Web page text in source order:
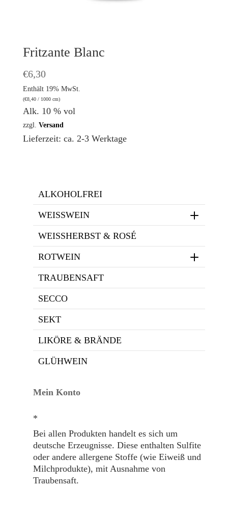
Fritzante Blanc
€6,30
Enthält 19% MwSt.
(€8,40/ 1000 cm)
Alk. 10 % vol
zzgl. Versand
Lieferzeit: ca. 2-3 Werktage
ALKOHOLFREI
WEISSWEIN
WEISSHERBST & ROSÉ
ROTWEIN
TRAUBENSAFT
SECCO
SEKT
LIKÖRE & BRÄNDE
GLÜHWEIN
Mein Konto
*
Bei allen Produkten handelt es sich um
deutsche Erzeugnisse. Diese enthalten Sulfite
oder andere allergene Stoffe (wie Eiweiß und
Milchprodukte), mit Ausnahme von
Traubensaft.